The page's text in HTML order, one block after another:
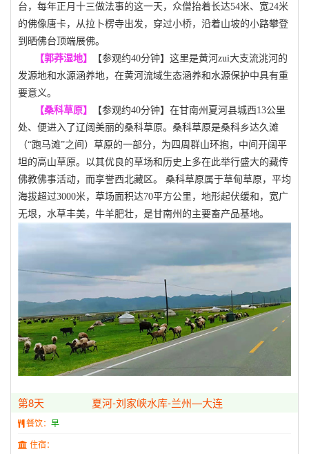
台，每年正月十三做法事的这一天，众僧抬着长达54米、宽24米
的佛像唐卡，从拉卜楞寺出发，穿过小桥，沿着山坡的小路攀登
到晒佛台顶端展佛。
【郭莽湿地】
【参观约40分钟】 这里是黄河 zui大支流洮河的
发源地和水源涵养地，在黄河流域生态涵养和水源保护中具有重
要意义。
【桑科草原】
【参观约40分钟】 在甘南州夏河县城西13公里
处、便进入了辽阔美丽的桑科草原。桑科草原是桑科乡达久滩
（“跑马滩”之间）草原的一部分，为四周群山环抱，中间开阔平
坦的高山草原。以其优良的草场和历史上多在此举行盛大的藏传
佛教佛事活动，而享誉西北藏区。 桑科草原属于草甸草原，平均
海拔超过3000米，草场面积达70平方公里，地形起伏缓和，宽广
无垠，水草丰美，牛羊肥壮，是甘南州的主要畜产品基地。
第8天 夏河-刘家峡水库-兰州—大连
餐饮： 早
住宿：